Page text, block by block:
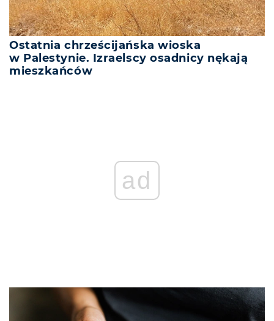
Ostatnia chrześcijańska wioska
w Palestynie. Izraelscy osadnicy nękają
mieszkańców
ad